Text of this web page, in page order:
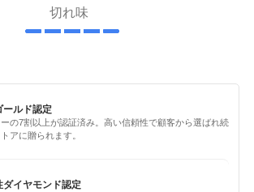
切れ味
ールド認定
の7割以上が認証済み。高い信頼性で顧客から選ばれ続
アに贈られます。
ダイヤモンド認定